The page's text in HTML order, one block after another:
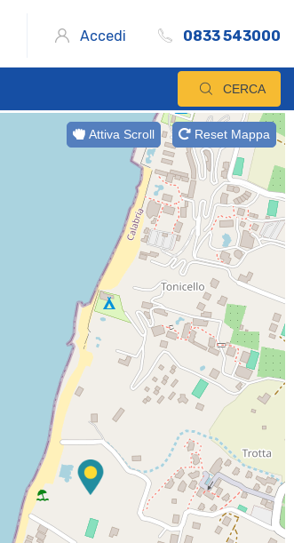
Accedi 0833 543000
CERCA
Attiva Scroll Reset Mappa